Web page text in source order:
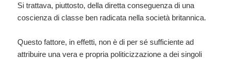
Si trattava, piuttosto, della diretta conseguenza di una
coscienza di classe ben radicata nella società britannica.
Questo fattore, in effetti, non è di per sé sufficiente ad
attribuire una vera e propria politicizzazione a dei singoli